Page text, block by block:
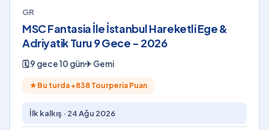
GR
MSC Fantasia İle İstanbul Hareketli Ege &
Adriyatik Turu 9 Gece - 2026
🗓9 gece 10 gün✈Gemi
★ Bu turda +838 Tourperia Puan
İlk kalkış · 24 Ağu 2026